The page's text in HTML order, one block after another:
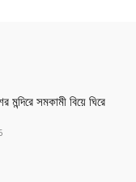
সমকামী বিয়ে ঘিরে